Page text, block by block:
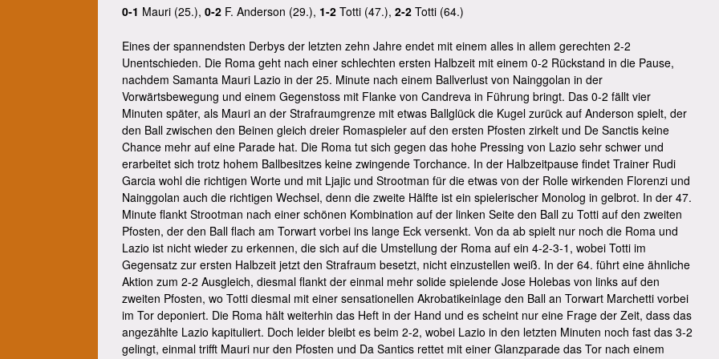
0-1 Mauri (25.), 0-2 F. Anderson (29.), 1-2 Totti (47.), 2-2 Totti (64.)
Eines der spannendsten Derbys der letzten zehn Jahre endet mit einem alles in allem gerechten 2-2
Unentschieden. Die Roma geht nach einer schlechten ersten Halbzeit mit einem 0-2 Rückstand in die Pause,
nachdem Samanta Mauri Lazio in der 25. Minute nach einem Ballverlust von Nainggolan in der
Vorwärtsbewegung und einem Gegenstoss mit Flanke von Candreva in Führung bringt. Das 0-2 fällt vier
Minuten später, als Mauri an der Strafraumgrenze mit etwas Ballglück die Kugel zurück auf Anderson spielt, der
den Ball zwischen den Beinen gleich dreier Romaspieler auf den ersten Pfosten zirkelt und De Sanctis keine
Chance mehr auf eine Parade hat. Die Roma tut sich gegen das hohe Pressing von Lazio sehr schwer und
erarbeitet sich trotz hohem Ballbesitzes keine zwingende Torchance. In der Halbzeitpause findet Trainer Rudi
Garcia wohl die richtigen Worte und mit Ljajic und Strootman für die etwas von der Rolle wirkenden Florenzi und
Nainggolan auch die richtigen Wechsel, denn die zweite Hälfte ist ein spielerischer Monolog in gelbrot. In der 47.
Minute flankt Strootman nach einer schönen Kombination auf der linken Seite den Ball zu Totti auf den zweiten
Pfosten, der den Ball flach am Torwart vorbei ins lange Eck versenkt. Von da ab spielt nur noch die Roma und
Lazio ist nicht wieder zu erkennen, die sich auf die Umstellung der Roma auf ein 4-2-3-1, wobei Totti im
Gegensatz zur ersten Halbzeit jetzt den Strafraum besetzt, nicht einzustellen weiß. In der 64. führt eine ähnliche
Aktion zum 2-2 Ausgleich, diesmal flankt der einmal mehr solide spielende Jose Holebas von links auf den
zweiten Pfosten, wo Totti diesmal mit einer sensationellen Akrobatikeinlage den Ball an Torwart Marchetti vorbei
im Tor deponiert. Die Roma hält weiterhin das Heft in der Hand und es scheint nur eine Frage der Zeit, dass das
angezählte Lazio kapituliert. Doch leider bleibt es beim 2-2, wobei Lazio in den letzten Minuten noch fast das 3-2
gelingt, einmal trifft Mauri nur den Pfosten und Da Santics rettet mit einer Glanzparade das Tor nach einem